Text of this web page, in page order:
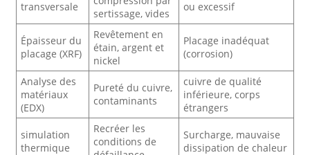
transversale
sertissage, vides
ou excessif
Épaisseur du
placage (XRF)
Revêtement en
étain, argent et
nickel
Placage inadéquat
(corrosion)
Analyse des
matériaux
(EDX)
Pureté du cuivre,
contaminants
cuivre de qualité
inférieure, corps
étrangers
simulation
thermique
Recréer les
conditions de
Surcharge, mauvaise
dissipation de chaleur